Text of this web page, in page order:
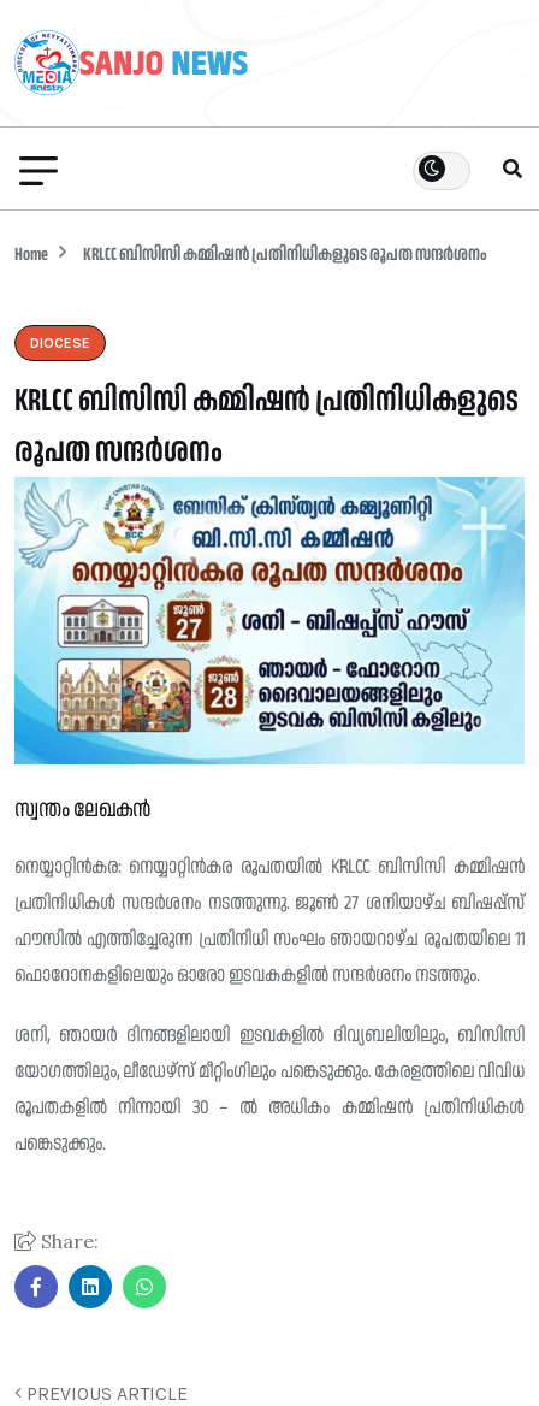
Home KRLCC ബിസിസി കമ്മിഷൻ പ്രതിനിധികളുടെ രൂപത സന്ദർശനം
DIOCESE
KRLCC ബിസിസി കമ്മിഷൻ പ്രതിനിധികളുടെ
രൂപത സന്ദർശനം
സ്വന്തം ലേഖകൻ
നെയ്യാറ്റിൻകര: നെയ്യാറ്റിൻകര രൂപതയിൽ KRLCC ബിസിസി കമ്മിഷൻ
പ്രതിനിധികൾ സന്ദർശനം നടത്തുന്നു. ജൂൺ 27 ശനിയാഴ്ച ബിഷപ്പ്സ്
ഹൗസിൽ എത്തിച്ചേരുന്ന പ്രതിനിധി സംഘം ഞായറാഴ്ച രൂപതയിലെ 11
ഫൊറോനകളിലെയും ഓരോ ഇടവകകളിൽ സന്ദർശനം നടത്തും.
ശനി, ഞായർ ദിനങ്ങളിലായി ഇടവകളിൽ ദിവ്യബലിയിലും, ബിസിസി
യോഗത്തിലും, ലീഡേഴ്‌സ് മീറ്റിംഗിലും പങ്കെടുക്കും. കേരളത്തിലെ വിവിധ
രൂപതകളിൽ നിന്നായി 30 – ൽ അധികം കമ്മിഷൻ പ്രതിനിധികൾ
പങ്കെടുക്കും.
Share:
PREVIOUS ARTICLE